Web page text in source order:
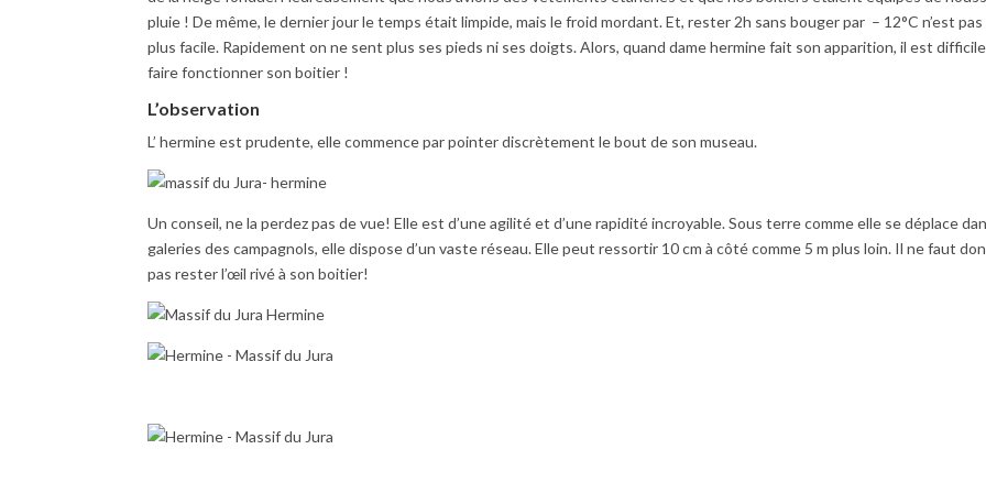
pluie ! De même, le dernier jour le temps était limpide, mais le froid mordant. Et, rester 2h sans bouger par – 12°C n’est pas
plus facile. Rapidement on ne sent plus ses pieds ni ses doigts. Alors, quand dame hermine fait son apparition, il est
faire fonctionner son boitier !
L’observation
L’ hermine est prudente, elle commence par pointer discrètement le bout de son museau.
Un conseil, ne la perdez pas de vue! Elle est d’une agilité et d’une rapidité incroyable. Sous terre comme elle se déplace
galeries des campagnols, elle dispose d’un vaste réseau. Elle peut ressortir 10 cm à côté comme 5 m plus loin. Il ne faut
pas rester l’œil rivé à son boitier!